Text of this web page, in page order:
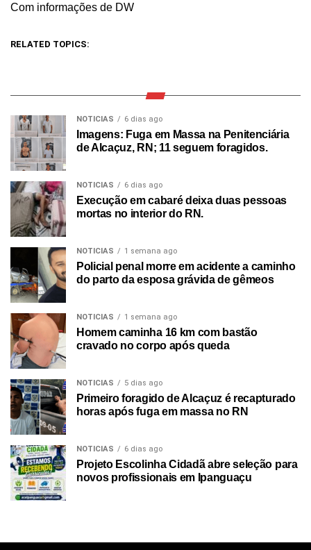
Com informações de DW
RELATED TOPICS:
NOTICIAS 6 dias ago
Imagens: Fuga em Massa na Penitenciária
de Alcaçuz, RN; 11 seguem foragidos.
NOTICIAS 6 dias ago
Execução em cabaré deixa duas pessoas
mortas no interior do RN.
NOTICIAS 1 semana ago
Policial penal morre em acidente a caminho
do parto da esposa grávida de gêmeos
NOTICIAS 1 semana ago
Homem caminha 16 km com bastão
cravado no corpo após queda
NOTICIAS 5 dias ago
Primeiro foragido de Alcaçuz é recapturado
horas após fuga em massa no RN
NOTICIAS 6 dias ago
Projeto Escolinha Cidadã abre seleção para
novos profissionais em Ipanguaçu